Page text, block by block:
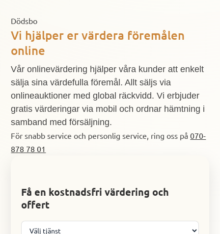
Dödsbo
Vi hjälper er värdera föremålen
online
Vår onlinevärdering hjälper våra kunder att enkelt
sälja sina värdefulla föremål. Allt säljs via
onlineauktioner med global räckvidd. Vi erbjuder
gratis värderingar via mobil och ordnar hämtning i
samband med försäljning.
För snabb service och personlig service, ring oss på070-
878 78 01
formulär
Få en kostnadsfri värdering och
offert